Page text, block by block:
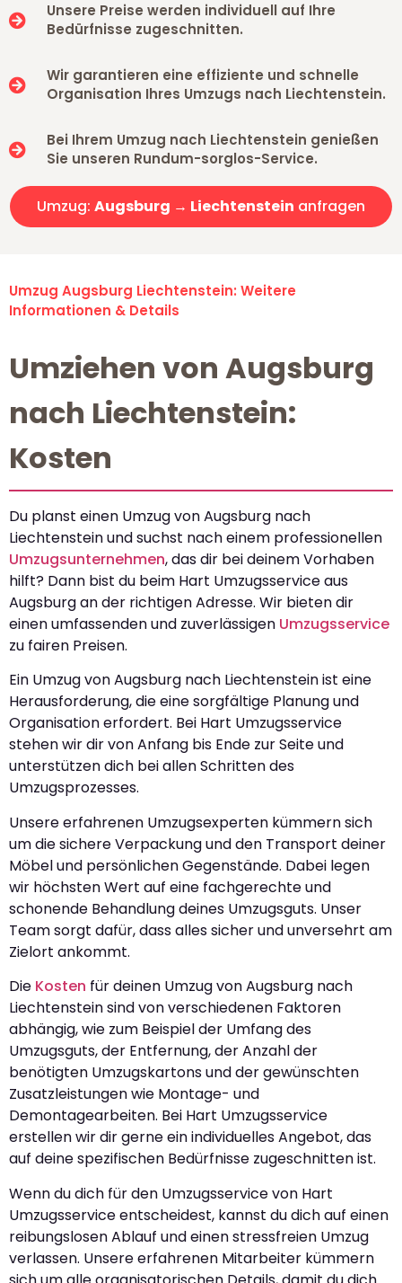
Unsere Preise werden individuell auf Ihre
Bedürfnisse zugeschnitten.
Wir garantieren eine effiziente und schnelle
Organisation Ihres Umzugs nach Liechtenstein.
Bei Ihrem Umzug nach Liechtenstein genießen
Sie unseren Rundum-sorglos-Service.
Umzug: Augsburg → Liechtenstein anfragen
Umzug Augsburg Liechtenstein: Weitere
Informationen & Details
Umziehen von Augsburg
nach Liechtenstein:
Kosten
Du planst einen Umzug von Augsburg nach
Liechtenstein und suchst nach einem professionellen
Umzugsunternehmen, das dir bei deinem Vorhaben
hilft? Dann bist du beim Hart Umzugsservice aus
Augsburg an der richtigen Adresse. Wir bieten dir
einen umfassenden und zuverlässigen Umzugsservice
zu fairen Preisen.
Ein Umzug von Augsburg nach Liechtenstein ist eine
Herausforderung, die eine sorgfältige Planung und
Organisation erfordert. Bei Hart Umzugsservice
stehen wir dir von Anfang bis Ende zur Seite und
unterstützen dich bei allen Schritten des
Umzugsprozesses.
Unsere erfahrenen Umzugsexperten kümmern sich
um die sichere Verpackung und den Transport deiner
Möbel und persönlichen Gegenstände. Dabei legen
wir höchsten Wert auf eine fachgerechte und
schonende Behandlung deines Umzugsguts. Unser
Team sorgt dafür, dass alles sicher und unversehrt am
Zielort ankommt.
Die Kosten für deinen Umzug von Augsburg nach
Liechtenstein sind von verschiedenen Faktoren
abhängig, wie zum Beispiel der Umfang des
Umzugsguts, der Entfernung, der Anzahl der
benötigten Umzugskartons und der gewünschten
Zusatzleistungen wie Montage- und
Demontagearbeiten. Bei Hart Umzugsservice
erstellen wir dir gerne ein individuelles Angebot, das
auf deine spezifischen Bedürfnisse zugeschnitten ist.
Wenn du dich für den Umzugsservice von Hart
Umzugsservice entscheidest, kannst du dich auf einen
reibungslosen Ablauf und einen stressfreien Umzug
verlassen. Unsere erfahrenen Mitarbeiter kümmern